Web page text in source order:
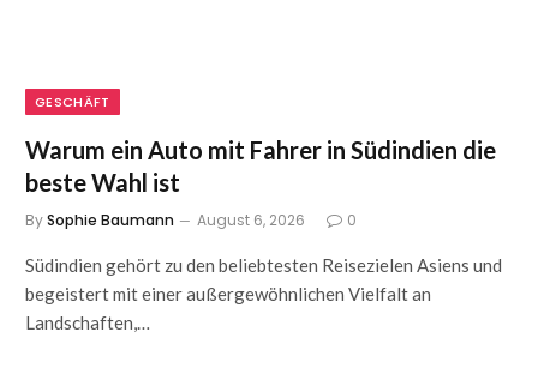
GESCHÄFT
Warum ein Auto mit Fahrer in Südindien die
beste Wahl ist
BySophie Baumann August 6, 2026 0
Südindien gehört zu den beliebtesten Reisezielen Asiens und
begeistert mit einer außergewöhnlichen Vielfalt an
Landschaften,…